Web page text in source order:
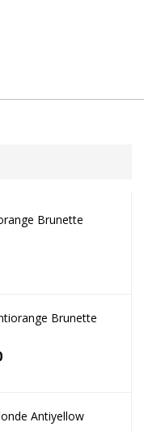
Brunette
Brunette
Antiyellow